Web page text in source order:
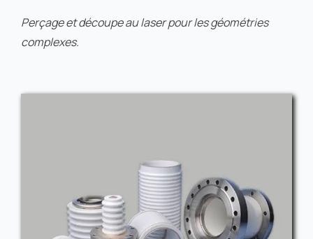
Découpe Laser De La Céramique
Perçage et découpe au laser pour les géométries
complexes.